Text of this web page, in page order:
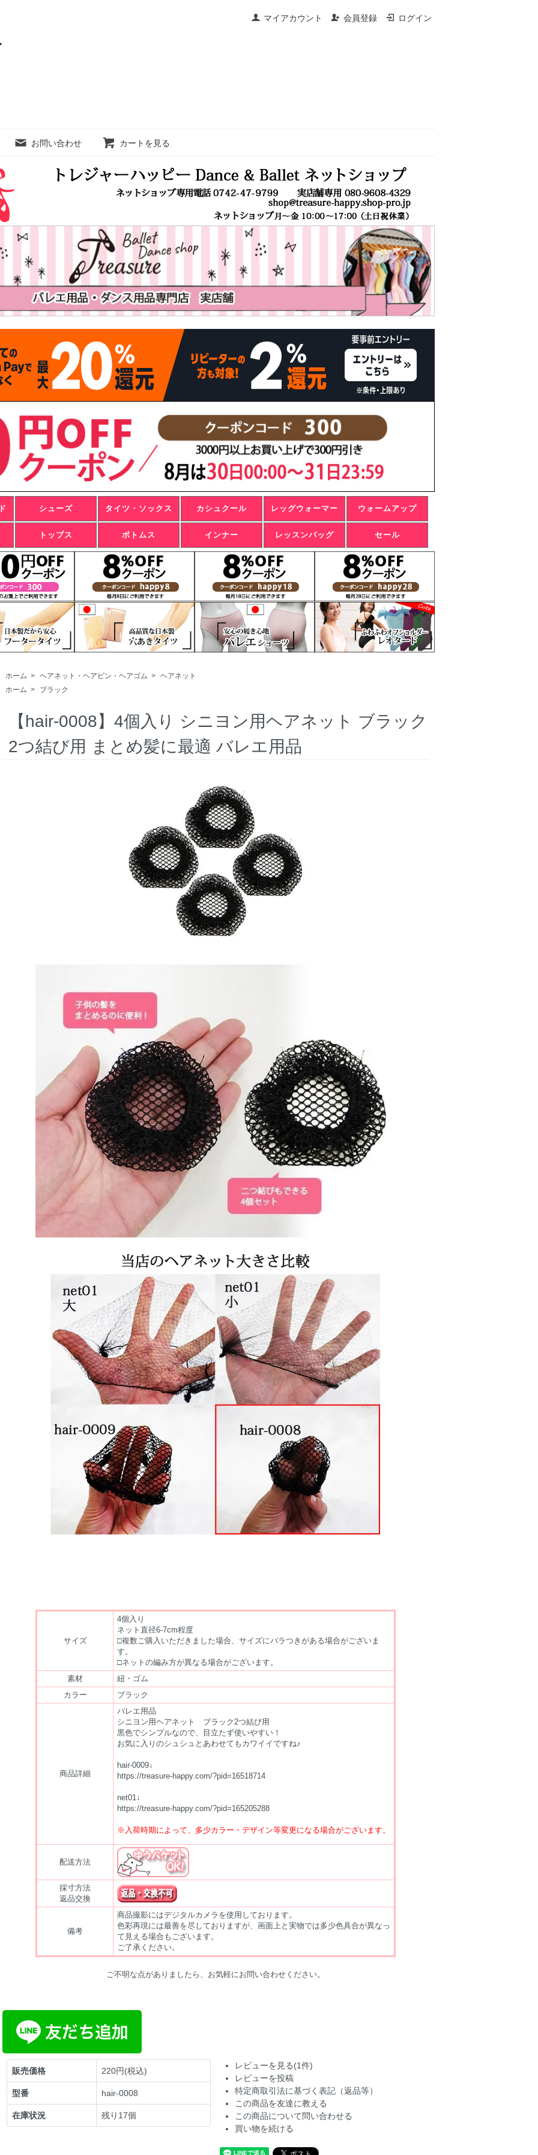
マイアカウント 会員登録 ログイン
お問い合わせ カートを見る
シューズ タイツ・ソックス カシュクール レッグウォーマー ウォームアップ
トップス ボトムス インナー レッスンバッグ セール
ホーム > ヘアネット・ヘアピン・ヘアゴム > ヘアネット
ホーム > ブラック
【hair-0008】4個入り シニヨン用ヘアネット ブラック
2つ結び用 まとめ髪に最適 バレエ用品
サイズ
4個入り
ネット直径6-7cm程度
□複数ご購入いただきました場合、サイズにバラつきがある場合がございま
す。
□ネットの編み方が異なる場合がございます。
素材
紐・ゴム
カラー
ブラック
商品詳細
バレエ用品
シニヨン用ヘアネット ブラック2つ結び用
黒色でシンプルなので、目立たず使いやすい！
お気に入りのシュシュとあわせてもカワイイですね♪
hair-0009↓
https://treasure-happy.com/?pid=16518714
net01↓
https://treasure-happy.com/?pid=165205288
※入荷時期によって、多少カラー・デザイン等変更になる場合がございます。
配送方法
採寸方法
返品交換
備考
商品撮影にはデジタルカメラを使用しております。
色彩再現には最善を尽しておりますが、画面上と実物では多少色具合が異なっ
て見える場合もございます。
ご了承ください。
ご不明な点がありましたら、お気軽にお問い合わせください。
販売価格 220円(税込)
型番 hair-0008
在庫状況 残り17個
レビューを見る(1件)
レビューを投稿
特定商取引法に基づく表記（返品等）
この商品を友達に教える
この商品について問い合わせる
買い物を続ける